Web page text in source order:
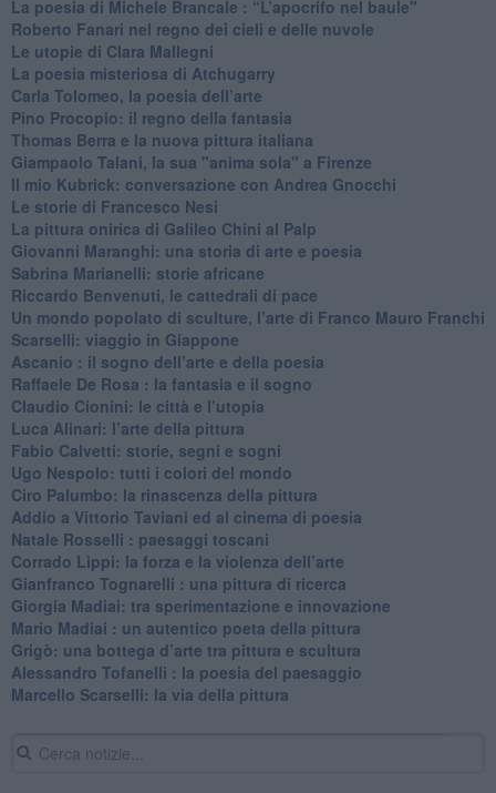
​La poesia di Michele Brancale : “L’apocrifo nel baule"
Roberto Fanari nel regno dei cieli e delle nuvole
Le utopie di Clara Mallegni
​La poesia misteriosa di Atchugarry
Carla Tolomeo, la poesia dell’arte
Pino Procopio: il regno della fantasia
Thomas Berra e la nuova pittura italiana
Giampaolo Talani, la sua "anima sola" a Firenze
Il mio Kubrick: conversazione con Andrea Gnocchi
Le storie di Francesco Nesi
​La pittura onirica di Galileo Chini al Palp
​Giovanni Maranghi: una storia di arte e poesia
Sabrina Marianelli: storie africane
​Riccardo Benvenuti, le cattedrali di pace
​Un mondo popolato di sculture, l’arte di Franco Mauro Franchi
​Scarselli: viaggio in Giappone
​Ascanio : il sogno dell’arte e della poesia
Raffaele De Rosa : la fantasia e il sogno
​Claudio Cionini: le città e l’utopia
Luca Alinari: l’arte della pittura
​Fabio Calvetti: storie, segni e sogni
Ugo Nespolo: tutti i colori del mondo
​Ciro Palumbo: la rinascenza della pittura
​Addio a Vittorio Taviani ed al cinema di poesia
​Natale Rosselli : paesaggi toscani
​Corrado Lippi: la forza e la violenza dell’arte
Gianfranco Tognarelli : una pittura di ricerca
Giorgia Madiai: tra sperimentazione e innovazione
Mario Madiai : un autentico poeta della pittura
Grigò: una bottega d’arte tra pittura e scultura
Alessandro Tofanelli : la poesia del paesaggio
​Marcello Scarselli: la via della pittura